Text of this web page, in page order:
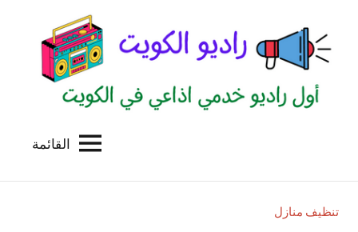
المحتوى
الكويت
للاعلانات
القائمة
تنظيف منازل